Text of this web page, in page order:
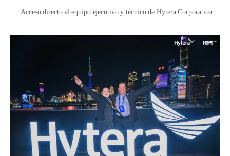
Acceso directo al equipo ejecutivo y técnico de Hytera Corporation